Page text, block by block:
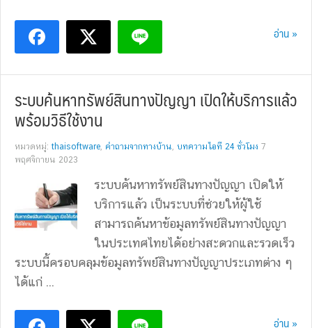
อ่าน »
ระบบค้นหาทรัพย์สินทางปัญญา เปิดให้บริการแล้ว
พร้อมวิธีใช้งาน
หมวดหมู่:thaisoftware, คำถามจากทางบ้าน, บทความไอที 24 ชั่วโมง 7
พฤศจิกายน 2023
ระบบค้นหาทรัพย์สินทางปัญญา เปิดให้
บริการแล้ว เป็นระบบที่ช่วยให้ผู้ใช้
สามารถค้นหาข้อมูลทรัพย์สินทางปัญญา
ในประเทศไทยได้อย่างสะดวกและรวดเร็ว
ระบบนี้ครอบคลุมข้อมูลทรัพย์สินทางปัญญาประเภทต่าง ๆ
ได้แก่ ...
อ่าน »